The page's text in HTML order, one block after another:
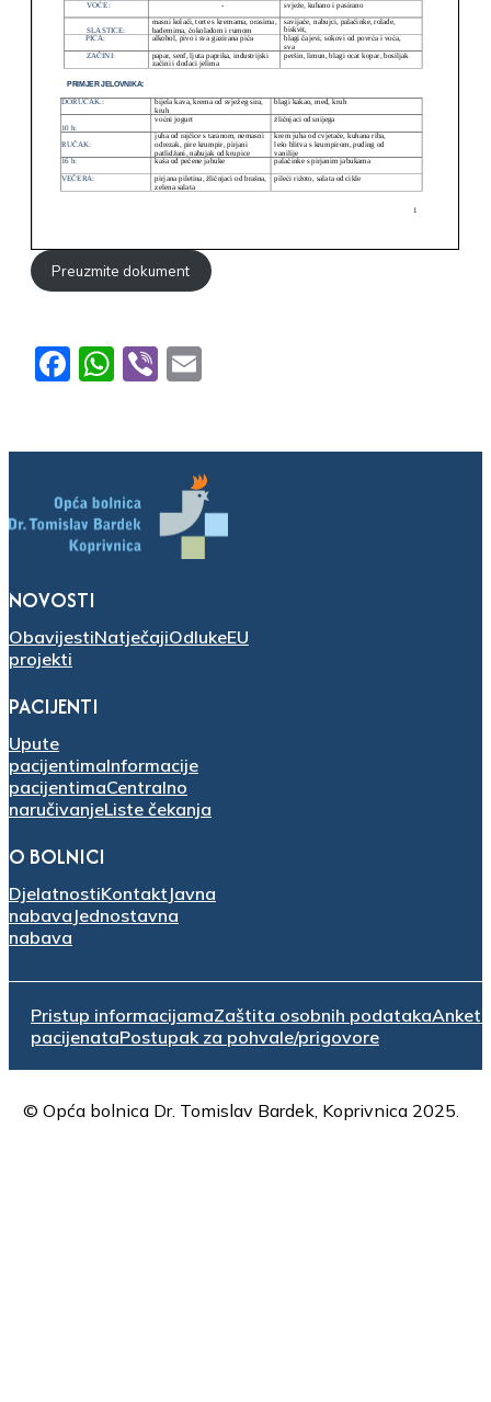
Preuzmite dokument
Facebook
WhatsApp
Viber
NOVOSTI
ObavijestiNatječajiOdlukeEU
projekti
PACIJENTI
Upute
pacijentimaInformacije
pacijentimaCentralno
naručivanjeListe čekanja
O BOLNICI
DjelatnostiKontakt Javna
nabava Jednostavna
nabava
Pristup informacijamaZaštita osobnih podatakaAnketa
pacijenataPostupak za pohvale/prigovore
© Opća bolnica Dr. Tomislav Bardek, Koprivnica 2025.